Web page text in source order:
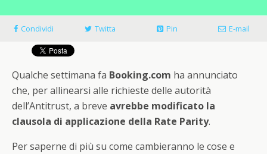
Condividi Twitta Pin E-mail
Qualche settimana fa Booking.com ha annunciato
che, per allinearsi alle richieste delle autorità
dell’Antitrust, a breve avrebbe modificato la
clausola di applicazione della Rate Parity.
Per saperne di più su come cambieranno le cose e